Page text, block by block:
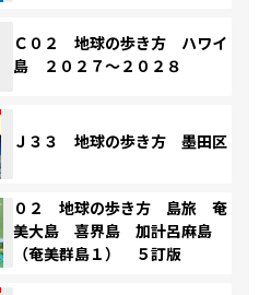
Ｃ０２ 地球の歩き方 ハワイ
島 ２０２７～２０２８
Ｊ３３ 地球の歩き方 墨田区
０２ 地球の歩き方 島旅 奄
美大島 喜界島 加計呂麻島
（奄美群島１） ５訂版